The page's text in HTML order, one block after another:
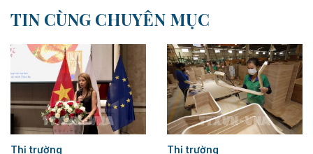
TIN CÙNG CHUYÊN MỤC
Thị trường Thị trường